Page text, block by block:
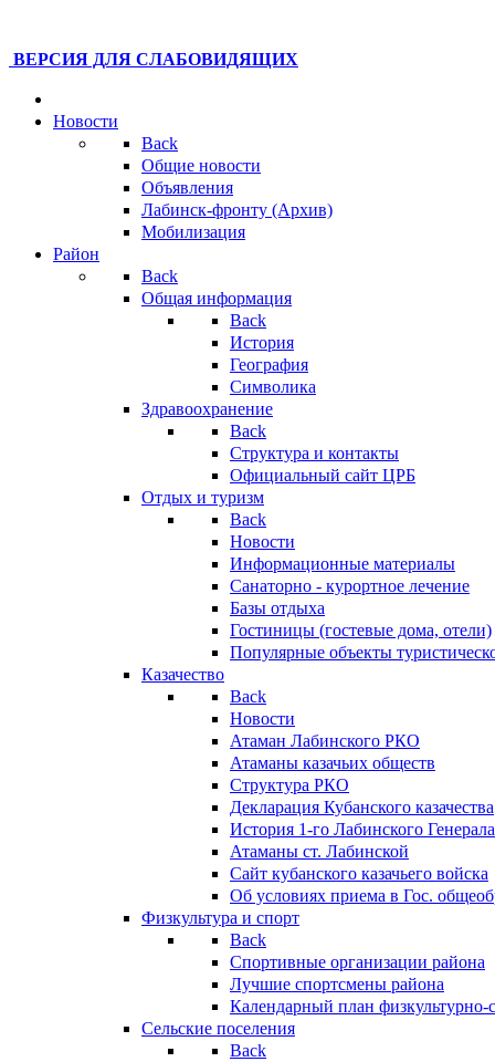
ВЕРСИЯ ДЛЯ СЛАБОВИДЯЩИХ
Новости
Back
Общие новости
Объявления
Лабинск-фронту (Архив)
Мобилизация
Район
Back
Общая информация
Back
История
География
Символика
Здравоохранение
Back
Структура и контакты
Официальный сайт ЦРБ
Отдых и туризм
Back
Новости
Информационные материалы
Санаторно - курортное лечение
Базы отдыха
Гостиницы (гостевые дома, отели)
Популярные объекты
Казачество
Back
Новости
Атаман Лабинского РКО
Атаманы казачьих обществ
Структура РКО
Декларация Кубанского казачества
История 1-го Лабинского
Атаманы ст. Лабинской
Cайт кубанского казачьего войска
Об условиях приема в Гос.
Физкультура и спорт
Back
Спортивные организации района
Лучшие спортсмены района
Календарный план
Сельские поселения
Back